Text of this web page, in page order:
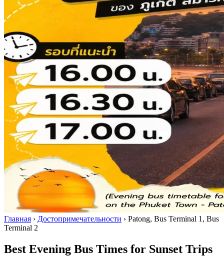
Главная › Достопримечательности › Patong, Bus Terminal 1, Bus
Terminal 2
Best Evening Bus Times for Sunset Trips